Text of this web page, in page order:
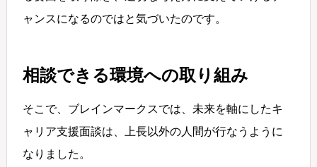
ャンスになるのではと気づいたのです。
相談できる環境への取り組み
そこで、ブレインマークスでは、未来を軸にしたキ
ャリア支援面談は、上長以外の人間が行なうように
なりました。